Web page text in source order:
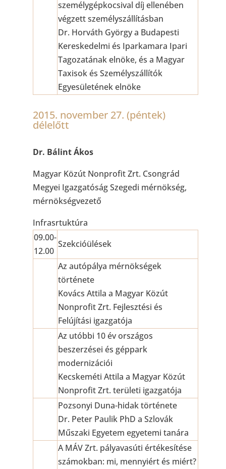
személygépkocsival díj ellenében
végzett személyszállításban
Dr. Horváth György a Budapesti
Kereskedelmi és Iparkamara Ipari
Tagozatának elnöke, és a Magyar
Taxisok és Személyszállítók
Egyesületének elnöke
2015. november 27. (péntek)
délelőtt
Dr. Bálint Ákos
Magyar Közút Nonprofit Zrt. Csongrád
Megyei Igazgatóság Szegedi mérnökség,
mérnökségvezető
Infrasrtuktúra
09.00-
12.00
Szekcióülések
Az autópálya mérnökségek
története
Kovács Attila a Magyar Közút
Nonprofit Zrt. Fejlesztési és
Felújítási igazgatója
Az utóbbi 10 év országos
beszerzései és géppark
modernizációi
Kecskeméti Attila a Magyar Közút
Nonprofit Zrt. területi igazgatója
Pozsonyi Duna-hidak története
Dr. Peter Paulik PhD a Szlovák
Műszaki Egyetem egyetemi tanára
A MÁV Zrt. pályavasúti értékesítése
számokban: mi, mennyiért és miért?